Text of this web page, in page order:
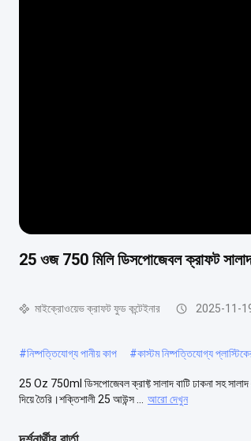
25 ওজ 750 মিলি ডিসপোজেবল ক্রাফট সালাদ
মাইক্রোওয়েভ ক্রাফট ফুড কন্টেইনার 2025-11-
#নিষ্পত্তিযোগ্য পানীয় কাপ #কাস্টম নিষ্পত্তিযোগ্য
25 Oz 750ml ডিসপোজেবল ক্রাফ্ট সালাদ বাটি ঢাকনা সহ
দিয়ে তৈরি।শক্তিশালী 25 আউন্স ...
আরো দেখুন